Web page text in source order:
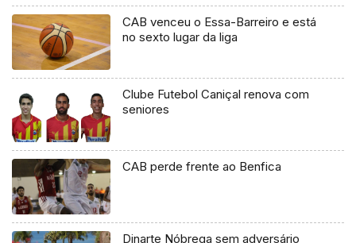
CAB venceu o Essa-Barreiro e está
no sexto lugar da liga
Clube Futebol Caniçal renova com
seniores
CAB perde frente ao Benfica
Dinarte Nóbrega sem adversário